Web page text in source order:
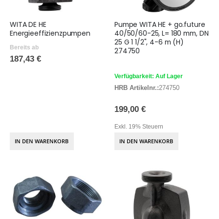
WITA DE HE
Energieeffizienzpumpen
Bereits ab
187,43 €
IN DEN WARENKORB
Pumpe WITA HE + go.future
40/50/60-25, L= 180 mm, DN
25 G 1 1/2", 4-6 m (H)
274750
Verfügbarkeit: Auf Lager
HRB Artikelnr.:274750
199,00 €
Exkl. 19% Steuern
IN DEN WARENKORB